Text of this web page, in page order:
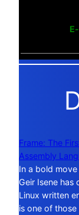
Frame: The
Assembly
In a bold
Geir Isene
Linux written
is one of